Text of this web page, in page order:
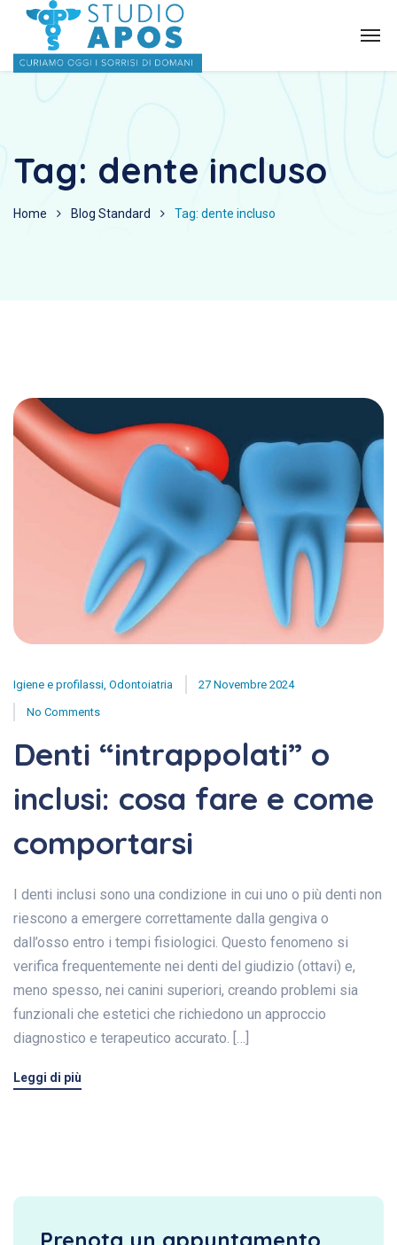
Tag: dente incluso
Home Blog Standard Tag: dente incluso
Igiene e profilassi Odontoiatria 27 Novembre 2024
No Comments
Denti “intrappolati” o
inclusi: cosa fare e come
comportarsi
I denti inclusi sono una condizione in cui uno o più denti non
riescono a emergere correttamente dalla gengiva o
dall’osso entro i tempi fisiologici. Questo fenomeno si
verifica frequentemente nei denti del giudizio (ottavi) e,
meno spesso, nei canini superiori, creando problemi sia
funzionali che estetici che richiedono un approccio
diagnostico e terapeutico accurato. […]
Leggi di più
Prenota un appuntamento